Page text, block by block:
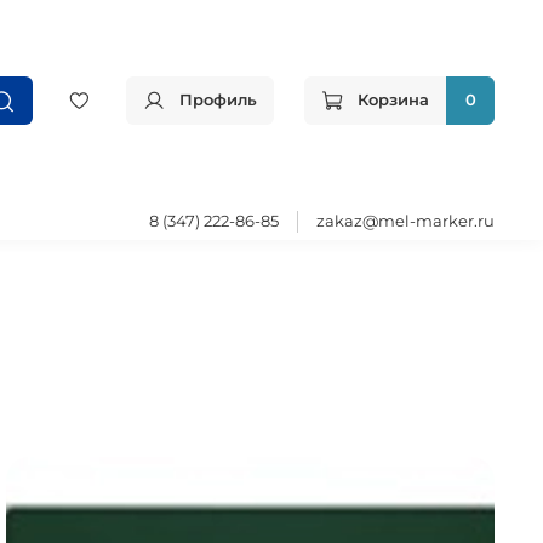
Профиль Корзина 0
8 (347) 222-86-85 zakaz@mel-marker.ru